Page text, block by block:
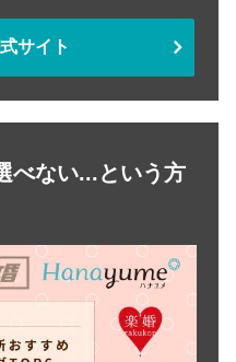
サイト
べない...という方